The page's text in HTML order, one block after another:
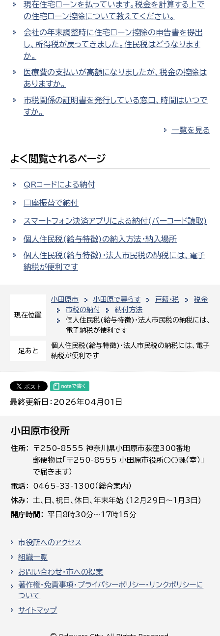
現在位置
小田原市 小田原で暮らす 戸籍・税
税金
市税の納付
納付方法
個人住民税(給与特徴)・法人市民税の納税には、
電子納税が便利です
足あと
個人住民税(給与特徴)・法人市民税の納税には、電子
納税が便利です
最終更新日：2026年04月01日
現在住宅ローンを払っています。税金を計算する上で
の住宅ローン控除について教えてください。
会社の年末調整時に住宅ローン控除の申告書を提出
し、所得税が戻ってきました。住民税はどうなります
か。
医療費の支払いが高額になりましたが、税金の控除は
ありますか。
市税関係の証明書を発行している窓口、時間はいつで
すか。
一覧を見る
よく閲覧されるページ
QRコードによる納付
口座振替で納付
スマートフォン決済アプリによる納付(バーコード読取)
個人住民税(給与特徴)の納入方法・納入場所
個人住民税(給与特徴)・法人市民税の納税には、電子
納税が便利です
小田原市役所
住所
〒250-8555 神奈川県小田原市荻窪300番地
郵便物は「〒250-8555 小田原市役所○○課（室）」
で届きます）
電話
0465-33-1300（総合案内）
休み
土､日､祝日、休日、年末年始 (12月29日～1月3日)
開庁時間
平日8時30分～17時15分
市役所へのアクセス
組織一覧
お問い合わせ・市への提案
著作権・免責事項・プライバシーポリシー・リンクポリシーに
ついて
サイトマップ